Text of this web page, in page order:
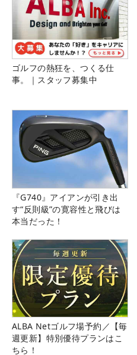
ゴルフの熱狂を、つくる仕
事。｜スタッフ募集中
『G740』アイアンが引き出
す“反則級”の寛容性と飛びは
本当だった！
ALBA Netゴルフ場予約／【毎
週更新】特別優待プランはこ
ちら！